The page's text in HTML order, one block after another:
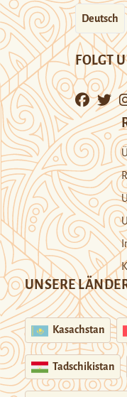
Deutsch
FOLGT
UNSERE
Kasachstan
Tadschikistan